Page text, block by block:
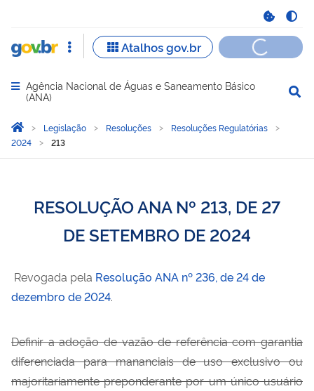
Abrir menu principal de navegação
Agência Nacional de Águas e Saneamento Básico
(ANA)
Você está aqui:
Página Inicial
Legislação Resoluções
Resoluções Regulatórias
2024
213
RESOLUÇÃO ANA Nº 213, DE 27
DE SETEMBRO DE 2024
Revogada pela Resolução ANA nº 236, de 24 de
dezembro de 2024.
Deﬁnir a adoção de vazão de referência com garantia
diferenciada para mananciais de uso exclusivo ou
majoritariamente preponderante por um único usuário